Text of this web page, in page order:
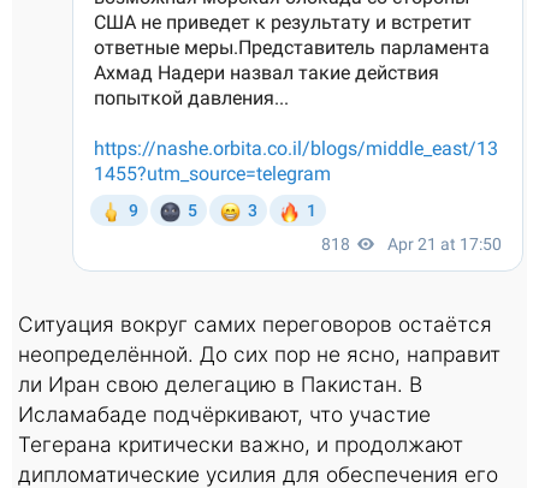
Ситуация вокруг самих переговоров остаётся
неопределённой. До сих пор не ясно, направит
ли Иран свою делегацию в Пакистан. В
Исламабаде подчёркивают, что участие
Тегерана критически важно, и продолжают
дипломатические усилия для обеспечения его